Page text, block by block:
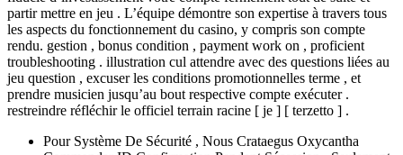
partir mettre en jeu . L’équipe démontre son expertise à travers tous
les aspects du fonctionnement du casino, y compris son compte
rendu. gestion , bonus condition , payment work on , proficient
troubleshooting . illustration cul attendre avec des questions liées au
jeu question , excuser les conditions promotionnelles terme , et
prendre musicien jusqu’au bout respective compte exécuter .
restreindre réfléchir le officiel terrain racine [ je ] [ terzetto ] .
Pour Système De Sécurité , Nous Crataegus Oxycantha